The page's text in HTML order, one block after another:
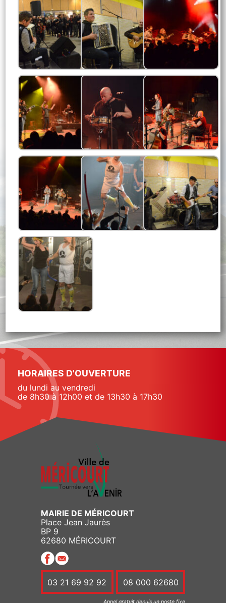
HORAIRES D'OUVERTURE
du lundi au vendredi
de 8h30 à 12h00 et de 13h30 à 17h30
MAIRIE DE MÉRICOURT
Place Jean Jaurès
BP 9
62680 MÉRICOURT
03 21 69 92 92 08 000 62680
Appel gratuit depuis un poste fixe